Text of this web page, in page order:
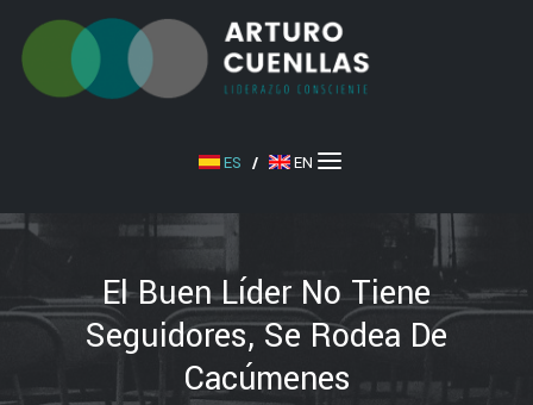
ES / EN
El Buen Líder No Tiene
Seguidores, Se Rodea De
Cacúmenes